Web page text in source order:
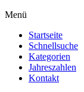
Menü
Startseite
Schnellsuche
Kategorien
Jahreszahlen
Kontakt